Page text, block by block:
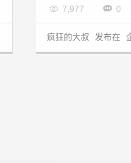
 7,977  0
疯狂的大叔 发布在